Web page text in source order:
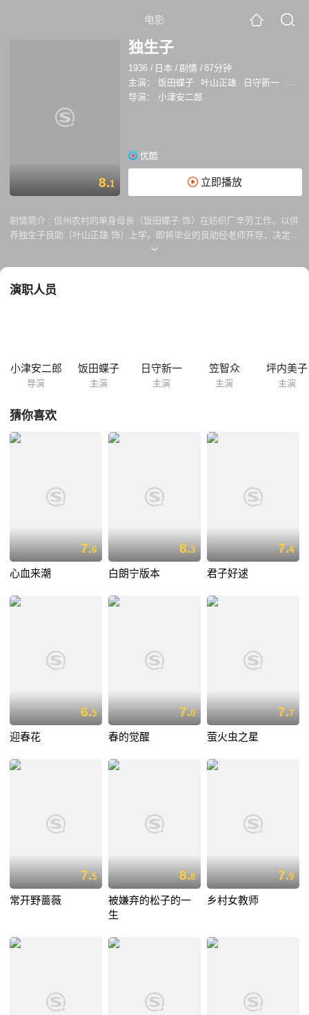
电影
8.1
独生子
1936 / 日本 /剧情 /87分钟
主演：
饭田蝶子 叶山正雄 日守新一
笠智
导演：
小津安二郎
优酷
立即播放
剧情简介 : 信州农村的单身母亲（饭田蝶子 饰）在纺织厂辛劳工作，以供
养独生子良助（叶山正雄 饰）上学。即将毕业的良助经老师开导，决定继
续学业，然家境贫苦令其迟迟无法张口。了解到儿子的心情，为了让他过
京安定下来，母亲则依旧留在信州农村。满怀希望的母亲前往东京，却发
演职人员
小津安二郎
导演
饭田蝶子
主演
日守新一
主演
笠智众
主演
坪内美子
主演
猜你喜欢
7.6
心血来潮
8.3
白朗宁版本
7.4
君子好逑
6.5
迎春花
7.0
春的觉醒
7.7
萤火虫之星
7.5
常开野蔷薇
8.8
被嫌弃的松子的一
生
7.9
乡村女教师